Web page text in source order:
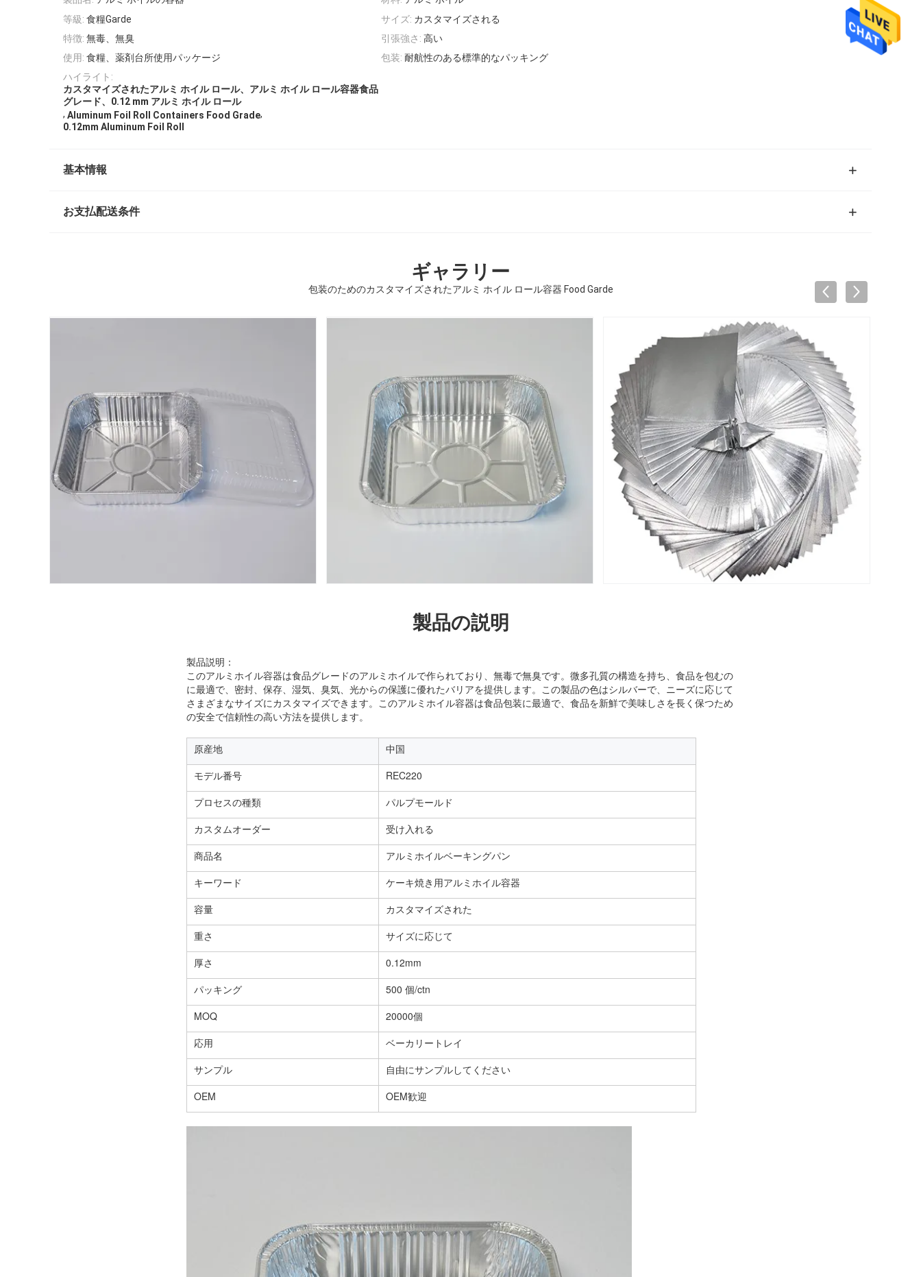
等級: 食糧Garde サイズ: カスタマイズされる
特徴: 無毒、無臭 引張強さ: 高い
使用: 食糧、薬剤台所使用パッケージ 包装: 耐航性のある標準的なパッキング
ハイライト:
カスタマイズされたアルミ ホイル ロール、アルミ ホイル ロール容器食品
グレード、0.12 mm アルミ ホイル ロール
, Aluminum Foil Roll Containers Food Grade,
0.12mm Aluminum Foil Roll
基本情報
お支払配送条件
ギャラリー
包装のためのカスタマイズされたアルミ ホイル ロール容器 Food Garde
製品の説明
製品説明：
このアルミホイル容器は食品グレードのアルミホイルで作られており、無毒で無臭です。微多孔質の構造を持ち、食品を包むの
に最適で、密封、保存、湿気、臭気、光からの保護に優れたバリアを提供します。この製品の色はシルバーで、ニーズに応じて
さまざまなサイズにカスタマイズできます。このアルミホイル容器は食品包装に最適で、食品を新鮮で美味しさを長く保つため
の安全で信頼性の高い方法を提供します。
原産地
中国
モデル番号
REC220
プロセスの種類
パルプモールド
カスタムオーダー
受け入れる
商品名
アルミホイルベーキングパン
キーワード
ケーキ焼き用アルミホイル容器
容量
カスタマイズされた
重さ
サイズに応じて
厚さ
0.12mm
パッキング
500 個/ctn
MOQ
20000個
応用
ベーカリートレイ
サンプル
自由にサンプルしてください
OEM
OEM歓迎